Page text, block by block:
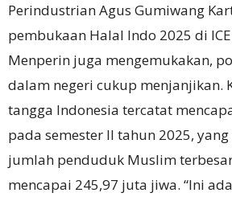
Perindustrian Agus Gumiwang
pembukaan Halal Indo 2025 di
Menperin juga mengemukakan,
dalam negeri cukup menjanjikan.
tangga Indonesia tercatat
pada semester II tahun 2025,
jumlah penduduk Muslim
mencapai 245,97 juta jiwa. “Ini